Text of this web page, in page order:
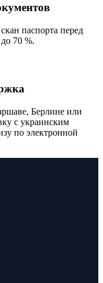
паспорта перед
70 %.
Берлине или
с украинским
по электронной